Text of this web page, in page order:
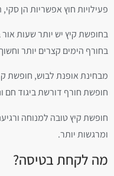
פעילויות חוץ אפשריות הן
בחופשת קיץ יש יותר שעות אור
בחורף הימים קצרים יותר
מבחינת אופנת לבוש, חופשת
חופשת חורף דורשת ביגוד חם
חופשת קיץ טובה למנוחה
ומרגשות יותר.
מה לקחת בטיסה?